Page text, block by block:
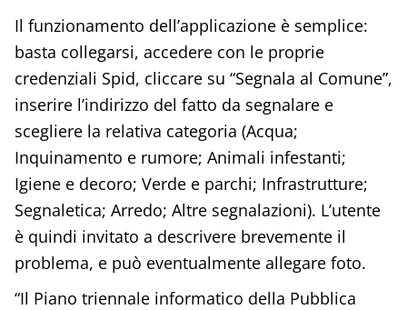
Il funzionamento dell’applicazione è semplice:
basta collegarsi, accedere con le proprie
credenziali Spid, cliccare su “Segnala al Comune”,
inserire l’indirizzo del fatto da segnalare e
scegliere la relativa categoria (Acqua;
Inquinamento e rumore; Animali infestanti;
Igiene e decoro; Verde e parchi; Infrastrutture;
Segnaletica; Arredo; Altre segnalazioni). L’utente
è quindi invitato a descrivere brevemente il
problema, e può eventualmente allegare foto.
“Il Piano triennale informatico della Pubblica